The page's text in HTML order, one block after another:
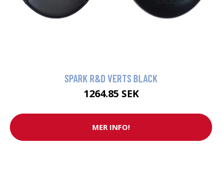
SPARK R&D VERTS BLACK
1264.85 SEK
MER INFO!